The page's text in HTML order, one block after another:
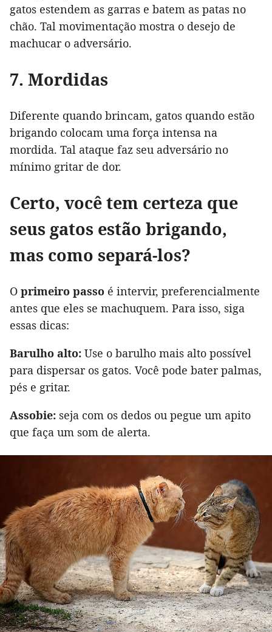
gatos estendem as garras e batem as patas no
chão. Tal movimentação mostra o desejo de
machucar o adversário.
7. Mordidas
Diferente quando brincam, gatos quando estão
brigando colocam uma força intensa na
mordida. Tal ataque faz seu adversário no
mínimo gritar de dor.
Certo, você tem certeza que
seus gatos estão brigando,
mas como separá-los?
O primeiro passo é intervir, preferencialmente
antes que eles se machuquem. Para isso, siga
essas dicas:
Barulho alto: Use o barulho mais alto possível
para dispersar os gatos. Você pode bater palmas,
pés e gritar.
Assobie: seja com os dedos ou pegue um apito
que faça um som de alerta.